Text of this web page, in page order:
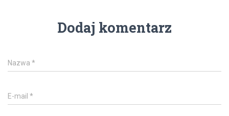
Dodaj komentarz
Nazwa *
E-mail *